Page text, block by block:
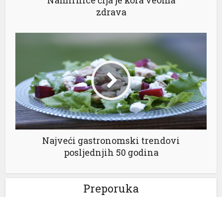
zdrava
Najveći gastronomski trendovi
posljednjih 50 godina
Preporuka